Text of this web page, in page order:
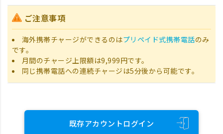
ご注意事項
海外携帯チャージができるのはプリペイド式携帯電話のみ
です。
月間のチャージ上限額は9,999円です。
同じ携帯電話への連続チャージは5分後から可能です。
既存アカウントログイン